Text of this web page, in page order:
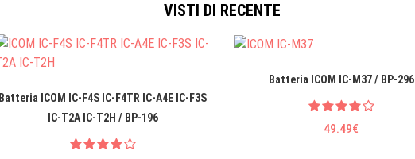
VISTI DI RECENTE
Batteria ICOM IC-F4S IC-F4TR IC-A4E IC-F3S
IC-T2A IC-T2H / BP-196
Batteria ICOM IC-M37 / BP-296
49.49€